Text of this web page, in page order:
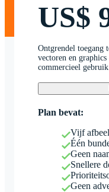
US$
Ontgrendel toegang
vectoren en
commercieel
Plan bevat:
Vijf
Één
Geen
Snellere
Geen